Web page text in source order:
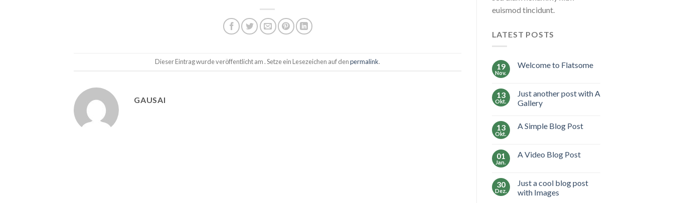
Dieser Eintrag wurde veröffentlicht am . Setze ein Lesezeichen auf denpermalink.
GAUSAI
euismod tincidunt.
LATEST POSTS
19
Nov.
Welcome to Flatsome
13
Okt.
Just another post with A
Gallery
13
Okt.
A Simple Blog Post
01
Jan.
A Video Blog Post
30
Dez.
Just a cool blog post
with Images